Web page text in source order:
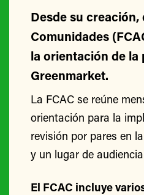
Desde su
Comunidades
la orientación de la
Greenmarket.
La FCAC se reúne
orientación para la
revisión por pares en
y un lugar de
El FCAC incluye